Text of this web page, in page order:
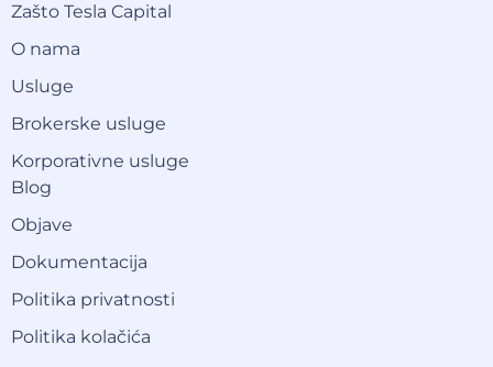
Zašto Tesla Capital
O nama
Usluge
Brokerske usluge
Korporativne usluge
Blog
Objave
Dokumentacija
Politika privatnosti
Politika kolačića